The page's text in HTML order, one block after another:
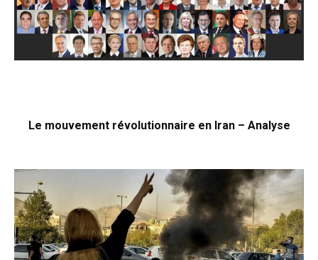
Le mouvement révolutionnaire en Iran – Analyse